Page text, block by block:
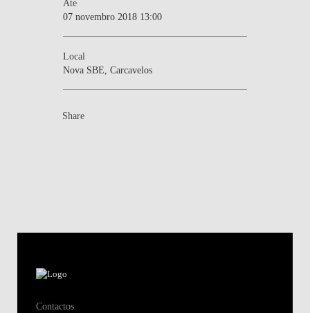
Ate
07 novembro 2018 13:00
Local
Nova SBE, Carcavelos
Share
Contactos